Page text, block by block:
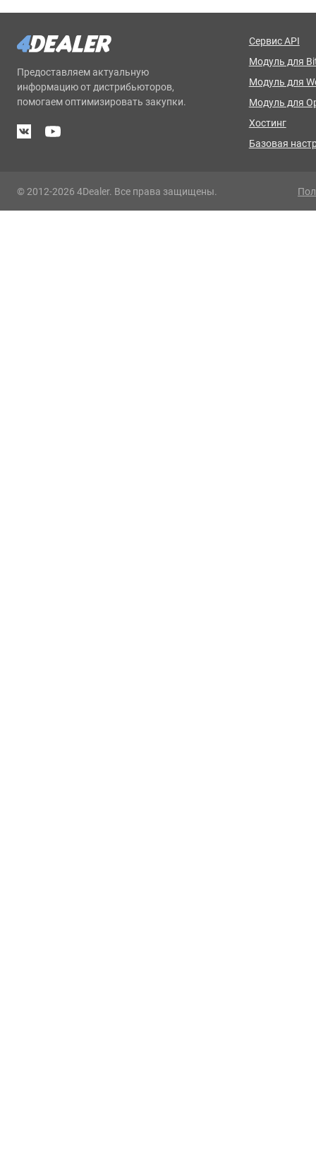
Предоставляем актуальную
информацию от дистрибьюторов,
помогаем оптимизировать закупки.
Сервис API
Модуль для
Модуль для
Модуль для
Хостинг
Базовая
© 2012-2026 4Dealer. Все права защищены.